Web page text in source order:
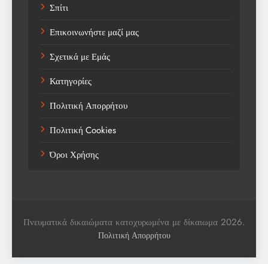
Technology
Trending
Weather
Αγορά
Αγορά Εργασίας
Αγροτικά Νέα
Αεροπορία
Αθλητικά Νέα
Σπίτι
Επικοινωνήστε μαζί μας
Σχετικά με Εμάς
Κατηγορίες
Πολιτική Απορρήτου
Πολιτική Cookies
Όροι Χρήσης
Πνευματικά δικαιώματα κατοχυρωμένα με δίκαιωμα 2026.
Πολιτική Απορρήτου